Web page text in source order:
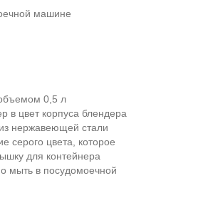
машине
0,5 л
цвет корпуса блендера
нержавеющей стали
цвета, которое
для контейнера
в посудомоечной